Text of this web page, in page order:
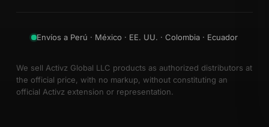
Envíos a Perú · México · EE. UU. · Colombia · Ecuador
We sell Activz Global LLC products as authorized distributors at
the official price, with no markup, without constituting an
official Activz extension or representation.